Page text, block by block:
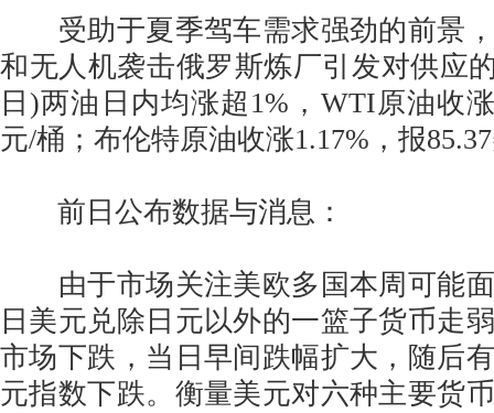
受助于夏季驾车需求强劲的前景，
和无人机袭击俄罗斯炼厂引发对供应
日)两油日内均涨超1%，WTI原油收
元/桶；布伦特原油收涨1.17%，报
前日公布数据与消息：
由于市场关注美欧多国本周可能面
日美元兑除日元以外的一篮子货币走
市场下跌，当日早间跌幅扩大，随后
元指数下跌。衡量美元对六种主要货